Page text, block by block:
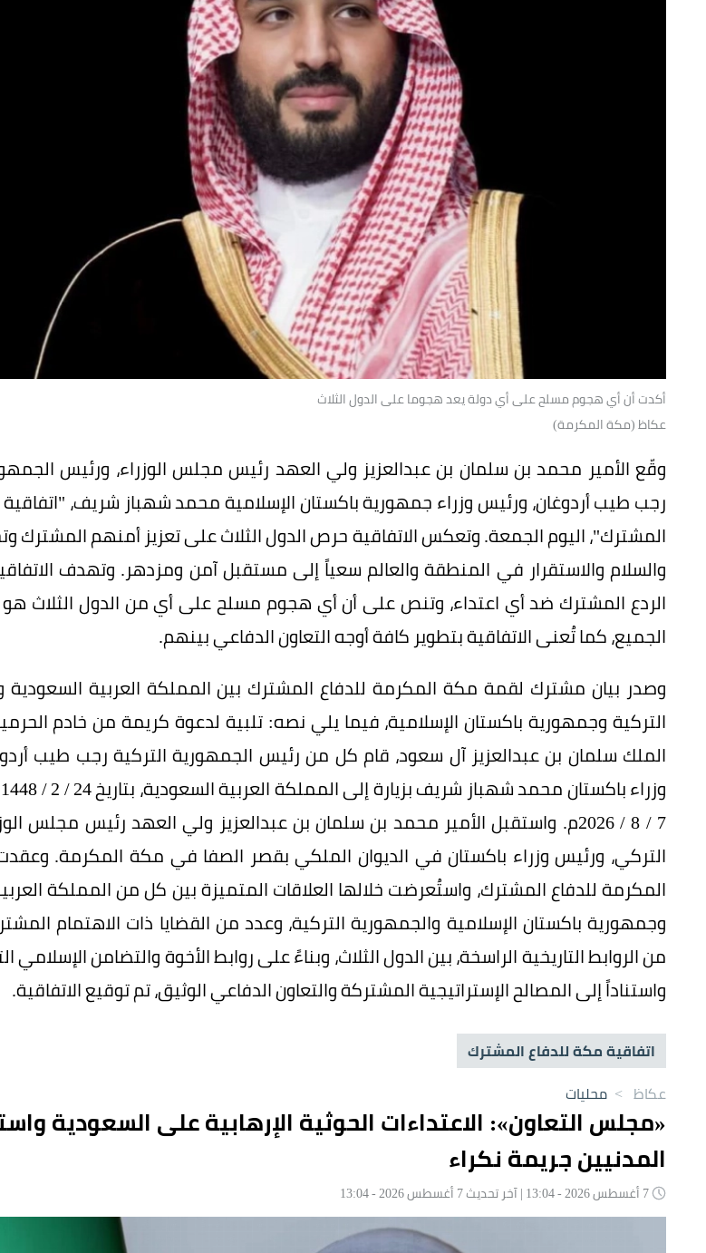
أكدت أن أي هجوم مسلح على أي دولة يعد هجوما على الدول الثلاث
عكاظ (مكة المكرمة)
وقّع الأمير محمد بن سلمان بن عبدالعزيز ولي العهد رئيس مجلس الوزراء، ورئيس
رجب طيب أردوغان، ورئيس وزراء جمهورية باكستان الإسلامية محمد شهباز شريف،
المشترك"، اليوم الجمعة. وتعكس الاتفاقية حرص الدول الثلاث على تعزيز أمنهم المشترك
والسلام والاستقرار في المنطقة والعالم سعياً إلى مستقبل آمن ومزدهر. وتهدف
الردع المشترك ضد أي اعتداء، وتنص على أن أي هجوم مسلح على أي من الدول الثلاث
الجميع، كما تُعنى الاتفاقية بتطوير كافة أوجه التعاون الدفاعي بينهم.
وصدر بيان مشترك لقمة مكة المكرمة للدفاع المشترك بين المملكة العربية السعودية
التركية وجمهورية باكستان الإسلامية، فيما يلي نصه: تلبية لدعوة كريمة من خادم
الملك سلمان بن عبدالعزيز آل سعود، قام كل من رئيس الجمهورية التركية رجب طيب
7 / 8 / 2026م. واستقبل الأمير محمد بن سلمان بن عبدالعزيز ولي العهد رئيس مجلس
التركي، ورئيس وزراء باكستان في الديوان الملكي بقصر الصفا في مكة المكرمة.
المكرمة للدفاع المشترك، واستُعرضت خلالها العلاقات المتميزة بين كل من المملكة
وجمهورية باكستان الإسلامية والجمهورية التركية، وعدد من القضايا ذات الاهتمام
من الروابط التاريخية الراسخة، بين الدول الثلاث، وبناءً على روابط الأخوة والتضامن الإسلامي
واستناداً إلى المصالح الإستراتيجية المشتركة والتعاون الدفاعي الوثيق، تم توقيع الاتفاقية.
اتفاقية مكة للدفاع المشترك
عكاظ > محليات
«مجلس التعاون»: الاعتداءات الحوثية الإرهابية على السعودية
المدنيين جريمة نكراء